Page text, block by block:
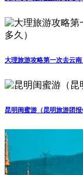
大理旅游攻略第一次去云
昆明闺蜜游（昆明旅游团报